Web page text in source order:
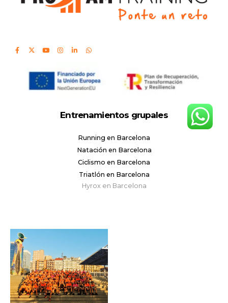
Entrenamientos grupales
Running en Barcelona
Natación en Barcelona
Ciclismo en Barcelona
Triatlón en Barcelona
Hyrox en Barcelona